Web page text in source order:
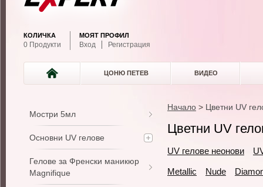
КОЛИЧКА
0 Продукти
МОЯТ ПРОФИЛ
Вход Регистрация
ЦОНЮ ПЕТЕВ ВИДЕО
Начало > Цветни UV
Цветни UV
UV гелове неонови
Metallic Nude
Мостри 5мл
Основни UV гелове
Гелове за Френски маникюр
Magnifique